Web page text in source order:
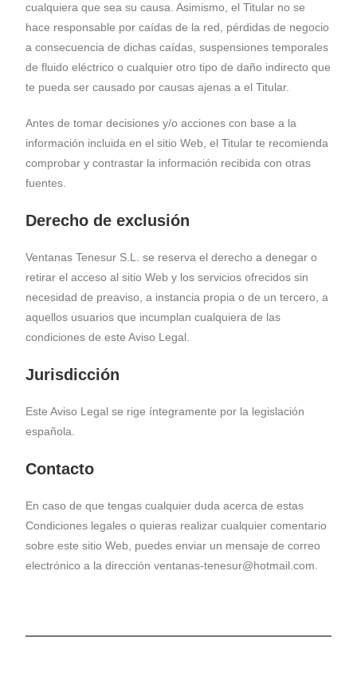
cualquiera que sea su causa. Asimismo, el Titular no se
hace responsable por caídas de la red, pérdidas de negocio
a consecuencia de dichas caídas, suspensiones temporales
de fluido eléctrico o cualquier otro tipo de daño indirecto que
te pueda ser causado por causas ajenas a el Titular.
Antes de tomar decisiones y/o acciones con base a la
información incluida en el sitio Web, el Titular te recomienda
comprobar y contrastar la información recibida con otras
fuentes.
Derecho de exclusión
Ventanas Tenesur S.L. se reserva el derecho a denegar o
retirar el acceso al sitio Web y los servicios ofrecidos sin
necesidad de preaviso, a instancia propia o de un tercero, a
aquellos usuarios que incumplan cualquiera de las
condiciones de este Aviso Legal.
Jurisdicción
Este Aviso Legal se rige íntegramente por la legislación
española.
Contacto
En caso de que tengas cualquier duda acerca de estas
Condiciones legales o quieras realizar cualquier comentario
sobre este sitio Web, puedes enviar un mensaje de correo
electrónico a la dirección ventanas-tenesur@hotmail.com.